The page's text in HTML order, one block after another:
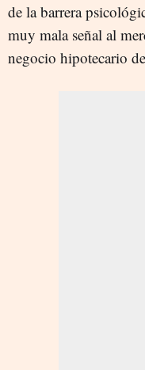
de la barrera
muy mala señal al
negocio hipotecario